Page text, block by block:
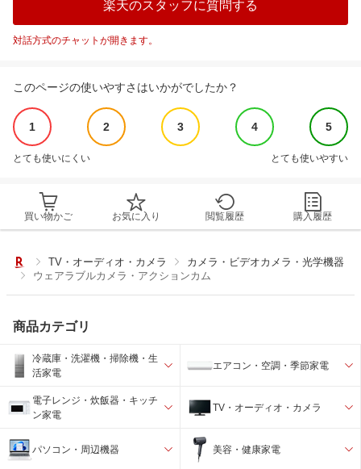
楽天のスタッフに質問する
対話方式のチャットが開きます。
このページの使いやすさはいかがでしたか？
1 2 3 4 5
とても使いにくい とても使いやすい
買い物かご お気に入り 閲覧履歴 購入履歴
TV・オーディオ・カメラ
カメラ・ビデオカメラ・光学機器
ウェアラブルカメラ・アクションカム
商品カテゴリ
冷蔵庫・洗濯機・掃除機・生
活家電
エアコン・空調・季節家電
電子レンジ・炊飯器・キッチ
ン家電
TV・オーディオ・カメラ
パソコン・周辺機器 美容・健康家電